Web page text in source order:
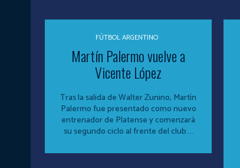
FÚTBOL ARGENTINO
Martín Palermo vuelve a
Vicente López
Tras la salida de Walter Zunino, Martín
Palermo fue presentado como nuevo
entrenador de Platense y comenzará
su segundo ciclo al frente del club....